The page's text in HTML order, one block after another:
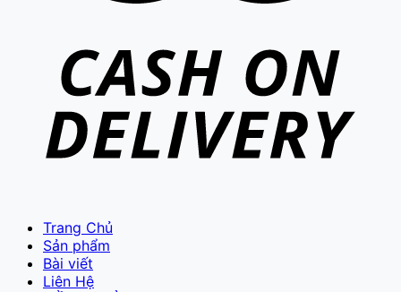
Trang Chủ
Sản phẩm
Bài viết
Liên Hệ